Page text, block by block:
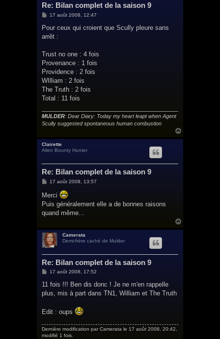
Re: Bilan complet de la saison 9
M
s
a
17 août 2008, 12:47
Pour ceux qui croient que Scully pleure sans
arrêt :
Trust no one : 4 fois
Provenance : 1 fois
Providence : 2 fois
WIlliam : 2 fois
The Truth : 2 fois
Total : 11 fois
MULDER: Dear Diary: Today my heart leapt when Agent
Scully suggested spontaneous human combustion
Clairette
Alien Bounty Hunter
Re: Bilan complet de la saison 9
M
s
a
e
17 août 2008, 13:57
Merci
Puis généralement elle a de bonnes raisons
quand même...
Camerata
Demi-frère caché de Mulder
Re: Bilan complet de la saison 9
M
a
17 août 2008, 17:52
11 fois !!! Ben dis donc ! Je ne m'en rappelle
plus, mis à part dans TN1, William et The Truth
Edit : oups
Dernière modification parCamerata le 17 août 2008, 20:42,
modifié 1 fois.